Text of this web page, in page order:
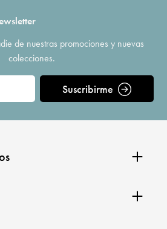
de nuestras promociones y nuevas
colecciones.
Suscribirme